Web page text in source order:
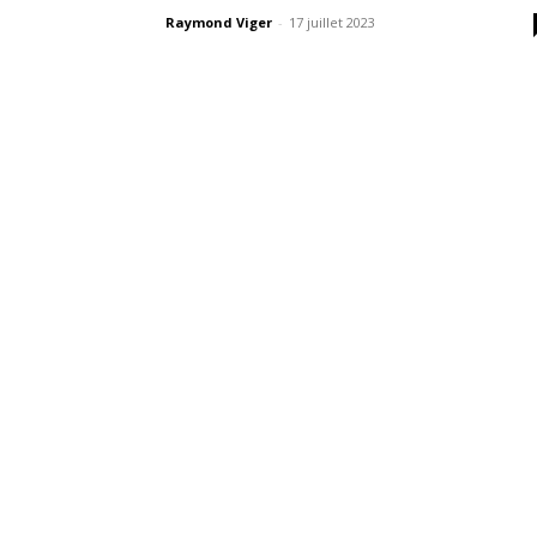
Raymond Viger - 17 juillet 2023